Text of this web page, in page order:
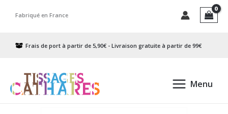
Fabriqué en France
Frais de port à partir de 5,90€ - Livraison gratuite à partir de 99€
Menu